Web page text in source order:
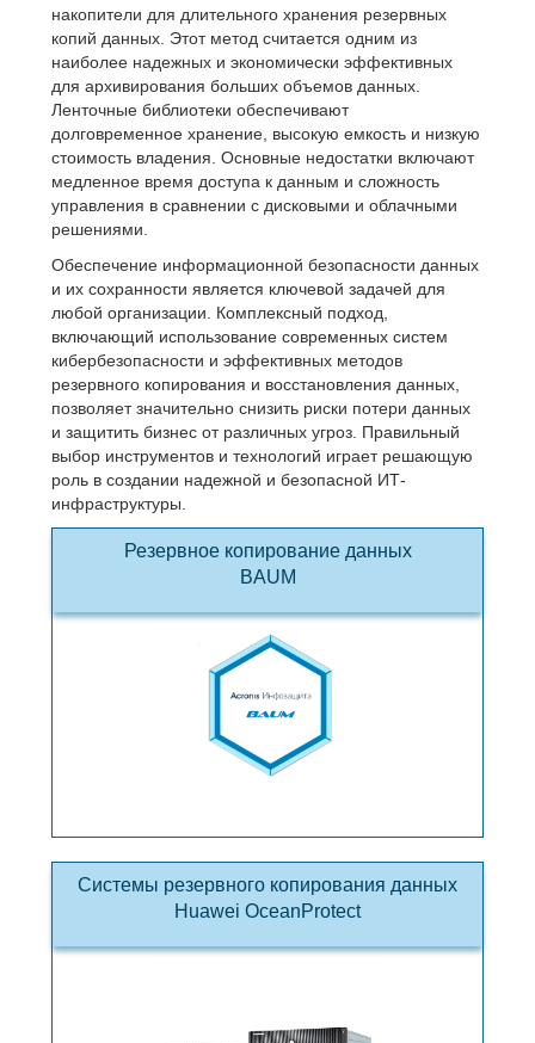
накопители для длительного хранения резервных
копий данных. Этот метод считается одним из
наиболее надежных и экономически эффективных
для архивирования больших объемов данных.
Ленточные библиотеки обеспечивают
долговременное хранение, высокую емкость и низкую
стоимость владения. Основные недостатки включают
медленное время доступа к данным и сложность
управления в сравнении с дисковыми и облачными
решениями.
Обеспечение информационной безопасности данных
и их сохранности является ключевой задачей для
любой организации. Комплексный подход,
включающий использование современных систем
кибербезопасности и эффективных методов
резервного копирования и восстановления данных,
позволяет значительно снизить риски потери данных
и защитить бизнес от различных угроз. Правильный
выбор инструментов и технологий играет решающую
роль в создании надежной и безопасной ИТ-
инфраструктуры.
Резервное копирование данных
BAUM
Системы резервного копирования данных
Huawei OceanProtect